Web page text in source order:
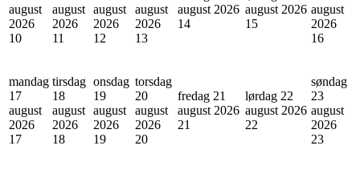
august
2026
10
august
2026
11
august
2026
12
august
2026
13
august 2026
14
august 2026
15
august
2026
16
mandag
17
august
2026
17
tirsdag
18
august
2026
18
onsdag
19
august
2026
19
torsdag
20
august
2026
20
fredag 21
august 2026
21
lørdag 22
august 2026
22
søndag
23
august
2026
23